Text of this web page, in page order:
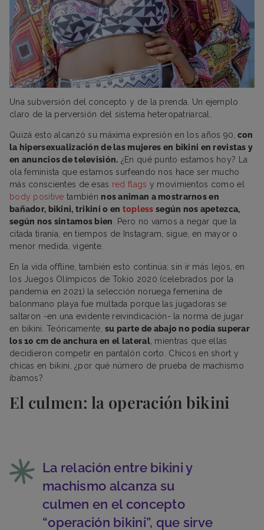
Una subversión del concepto y de la prenda. Un ejemplo
claro de la perversión del sistema heteropatriarcal.
Quizá esto alcanzó su máxima expresión en los años 90, con
la hipersexualización de las mujeres en bikini en revistas y
en anuncios de televisión. ¿En qué punto estamos hoy? La
ola feminista que estamos surfeando nos hace ser mucho
más conscientes de esas red flags y movimientos como el
body positive tambiénnos animan a mostrarnos en
bañador, bikini, trikini o en topless según nos apetezca,
según nos sintamos bien
. Pero no vamos a negar que la
citada tiranía, en tiempos de Instagram, sigue, en mayor o
menor medida, vigente.
En la vida offline, también esto continúa: sin ir más lejos, en
los Juegos Olímpicos de Tokio 2020 (celebrados por la
pandemia en 2021) la selección noruega femenina de
balonmano playa fue multada porque las jugadoras se
saltaron -en una evidente reivindicación- la norma de jugar
en bikini. Teóricamente,su parte de abajo no podía superar
los 10 cm de anchura en el lateral, mientras que ellas
decidieron competir en pantalón corto. Chicos en short y
chicas en bikini, ¿por qué número de prueba de machismo
íbamos?
El culmen: la operación bikini
La relación entre bikini y
machismo alcanza su
culmen en el concepto
“operación bikini”, que sirve